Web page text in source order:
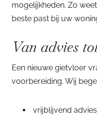
mogelijkheden. Zo
beste past bij uw
Van advies
Een nieuwe gietvloer
voorbereiding. Wij
vrijblijvend advies